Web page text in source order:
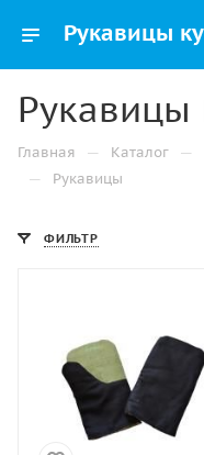
Рукавицы
Главная — Каталог —
— Рукавицы
ФИЛЬТР